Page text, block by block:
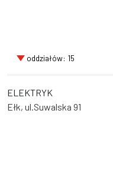
oddziałów: 15
ELEKTRYK
Ełk, ul.Suwalska 91